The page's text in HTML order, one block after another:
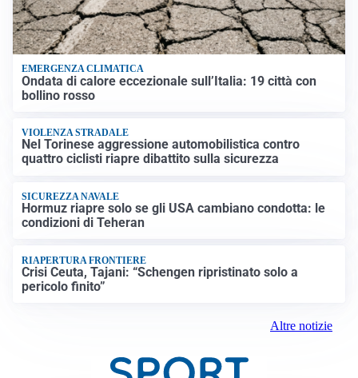
EMERGENZA CLIMATICA
Ondata di calore eccezionale sull’Italia: 19 città con
bollino rosso
VIOLENZA STRADALE
Nel Torinese aggressione automobilistica contro
quattro ciclisti riapre dibattito sulla sicurezza
SICUREZZA NAVALE
Hormuz riapre solo se gli USA cambiano condotta: le
condizioni di Teheran
RIAPERTURA FRONTIERE
Crisi Ceuta, Tajani: “Schengen ripristinato solo a
pericolo finito”
Altre notizie